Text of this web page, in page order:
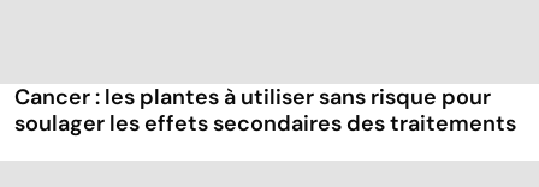
Cancer : les plantes à utiliser sans risque pour
soulager les effets secondaires des traitements